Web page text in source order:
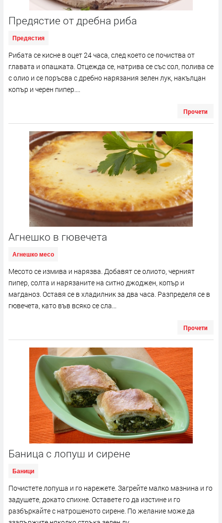
Предястие от дребна риба
Предястия
Рибата се кисне в оцет 24 часа, след което се почиства от
главата и опашката. Отцежда се, натрива се със сол, полива се
с олио и се поръсва с дребно нарязания зелен лук, накълцан
копър и черен пипер....
Прочети
Агнешко в гювечета
Агнешко месо
Месото се измива и нарязва. Добавят се олиото, черният
пипер, солта и нарязаните на ситно джоджен, копър и
магданоз. Оставя се в хладилник за два часа. Разпределя се в
гювечета, като във всяко се сла...
Прочети
Баница с лопуш и сирене
Баници
Почистете лопуша и го нарежете. Загрейте малко мазнина и го
задушете, докато спихне. Оставете го да изстине и го
разбъркайте с натрошеното сирене. По желание може да